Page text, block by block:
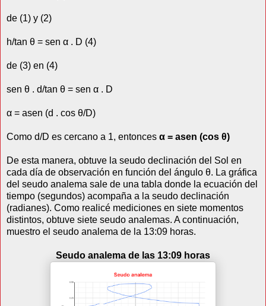
de (1) y (2)
h/tan θ = sen α . D (4)
de (3) en (4)
sen θ . d/tan θ = sen α . D
α = asen (d . cos θ/D)
Como d/D es cercano a 1, entonces α = asen (cos θ)
De esta manera, obtuve la seudo declinación del Sol en
cada día de observación en función del ángulo θ. La gráfica
del seudo analema sale de una tabla donde la ecuación del
tiempo (segundos) acompaña a la seudo declinación
(radianes). Como realicé mediciones en siete momentos
distintos, obtuve siete seudo analemas. A continuación,
muestro el seudo analema de la 13:09 horas.
Seudo analema de las 13:09 horas